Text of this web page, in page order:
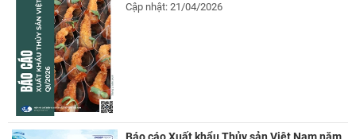
Cập nhật: 21/04/2026